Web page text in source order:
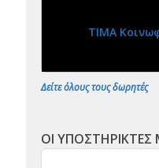
ΤΙΜΑ
Δείτε όλους τους δωρητές
ΟΙ ΥΠΟΣΤΗΡΙΚΤΕΣ